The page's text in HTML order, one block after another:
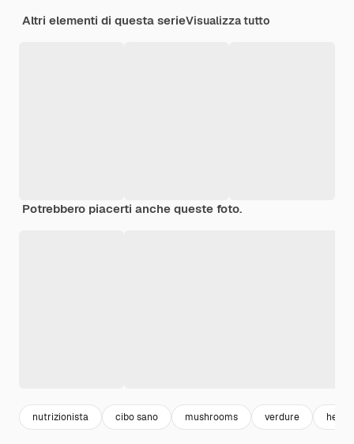
Altri elementi di questa serieVisualizza tutto
Potrebbero piacerti anche queste foto.
nutrizionista cibo sano mushrooms verdure